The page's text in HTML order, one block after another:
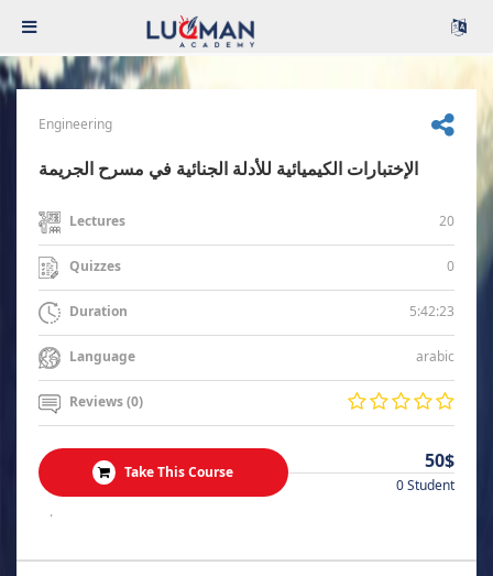
Engineering
الإختبارات الكيميائية للأدلة الجنائية في مسرح الجريمة
Lectures 20
Quizzes 0
Duration 5:42:23
Language arabic
Reviews (0)
Take This Course 50$
0 Student
.